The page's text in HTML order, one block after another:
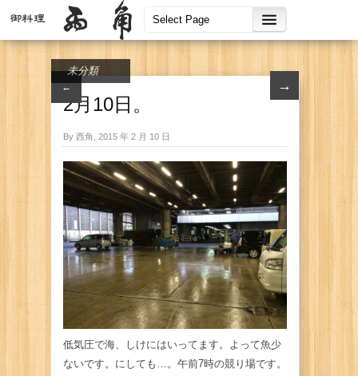
← →
未分類
2月10日。
By 西角, 2015 年 2 月 10 日
低気圧で海、しけにはいってます。よって魚少
ないです。にしても…。午前7時の競り場です。